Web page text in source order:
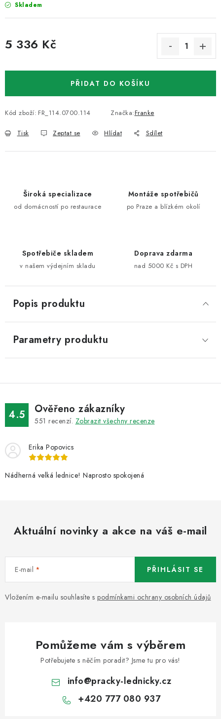
Skladem
5 336 Kč
PŘIDAT DO KOŠÍKU
Kód zboží: FR_114.0700.114 Značka:Franke
Tisk Zeptat se Hlídat Sdílet
Široká specializace
od domácností po restaurace
Montáže spotřebičů
po Praze a blízkém okolí
Spotřebiče skladem
v našem výdejním skladu
Doprava zdarma
nad 5000 Kč s DPH
Popis produktu
Parametry produktu
4.5 Ověřeno zákazníky
551 recenzí. Zobrazit všechny recenze
Erika Popovics
Nádherná velká lednice! Naprosto spokojená
Aktuální novinky a akce na váš e-mail
E-mail
Vložením e-mailu souhlasíte s podmínkami ochrany osobních údajů
PŘIHLÁSIT SE
Pomůžeme vám s výběrem
Potřebujete s něčím poradit? Jsme tu pro vás!
info@pracky-lednicky.cz
+420 777 080 937